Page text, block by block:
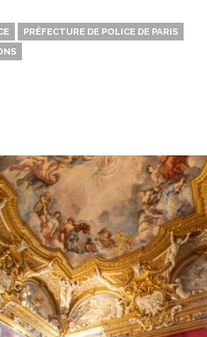
PRÉFECTURE DE POLICE DE PARIS